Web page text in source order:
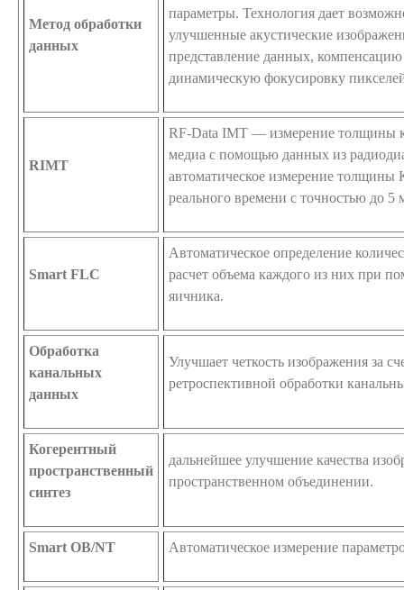
Метод обработки
данных
параметры. Технология дает
улучшенные акустические
представление данных, компенсацию
динамическую фокусировку
RIMT
RF-Data IMT — измерение толщины
медиа с помощью данных из
автоматическое измерение
реального времени с точностью до 5
Smart FLC
Автоматическое определение
расчет объема каждого из них при
яичника.
Обработка
канальных
данных
Улучшает четкость изображения за
ретроспективной обработки
Когерентный
пространственный
синтез
дальнейшее улучшение качества
пространственном объединении.
Smart OB/NT Автоматическое измерение